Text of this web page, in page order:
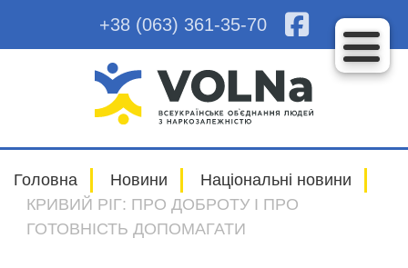
+38 (063) 361-35-70
Головна Новини
Національні новини
КРИВИЙ РІГ: ПРО ДОБРОТУ І ПРО
ГОТОВНІСТЬ ДОПОМАГАТИ